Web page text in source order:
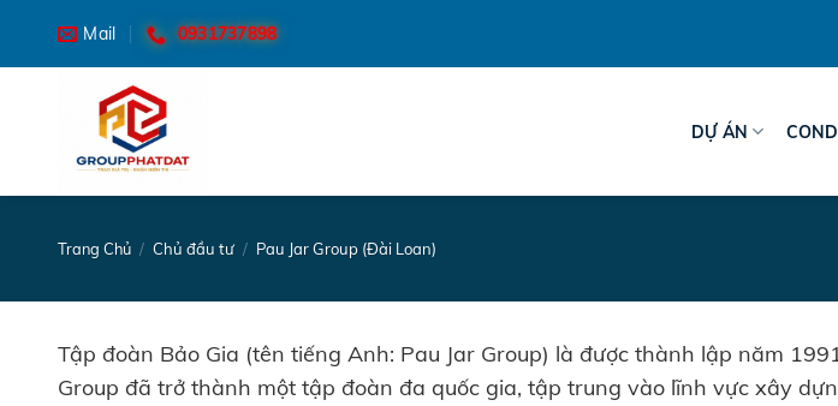
Mail 0931737898
DỰ ÁN
Trang Chủ / Chủ đầu tư / Pau Jar Group (Đài Loan)
Tập đoàn Bảo Gia (tên tiếng Anh: Pau Jar Group) là được thành lập năm
Group đã trở thành một tập đoàn đa quốc gia, tập trung vào lĩnh vực xây